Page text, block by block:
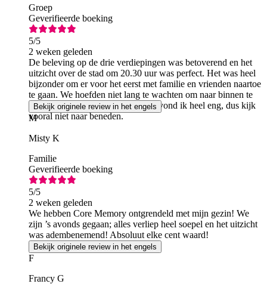
Groep
Geverifieerde boeking
5/5
2 weken geleden
De beleving op de drie verdiepingen was betoverend en het
uitzicht over de stad om 20.30 uur was perfect. Het was heel
bijzonder om er voor het eerst met familie en vrienden naartoe
te gaan. We hoefden niet lang te wachten om naar binnen te
gaan. De fotomoment aan de rand vond ik heel eng, dus kijk
vooral niet naar beneden.
Bekijk originele review in het engels
M
Misty K
Familie
Geverifieerde boeking
5/5
2 weken geleden
We hebben Core Memory ontgrendeld met mijn gezin! We
zijn ’s avonds gegaan; alles verliep heel soepel en het uitzicht
was adembenemend! Absoluut elke cent waard!
Bekijk originele review in het engels
F
Francy G